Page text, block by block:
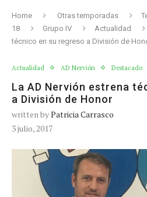
Home Otras temporadas
18
Grupo IV Actualidad
técnico en su regreso a División de
Actualidad AD Nervión Destacado
La AD Nervión estrena
a División de Honor
written byPatricia Carrasco
3 julio, 2017